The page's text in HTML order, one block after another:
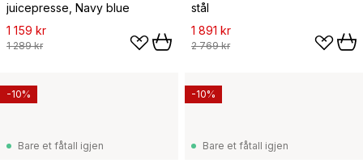
juicepresse, Navy blue
1 159 kr
1 289 kr
stål
1 891 kr
2 769 kr
Bare et fåtall igjen
-10%
Bare et fåtall igjen
-10%